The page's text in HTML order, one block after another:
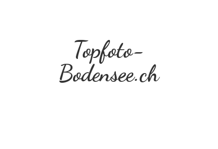
Topfoto-
Bodensee.ch